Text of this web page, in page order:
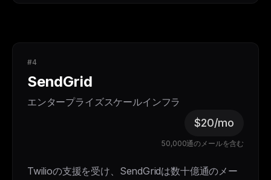
#4
SendGrid
エンタープライズスケールインフラ
$20/mo
50,000通のメールを含む
Twilioの支援を受け、SendGridは数十億通のメー